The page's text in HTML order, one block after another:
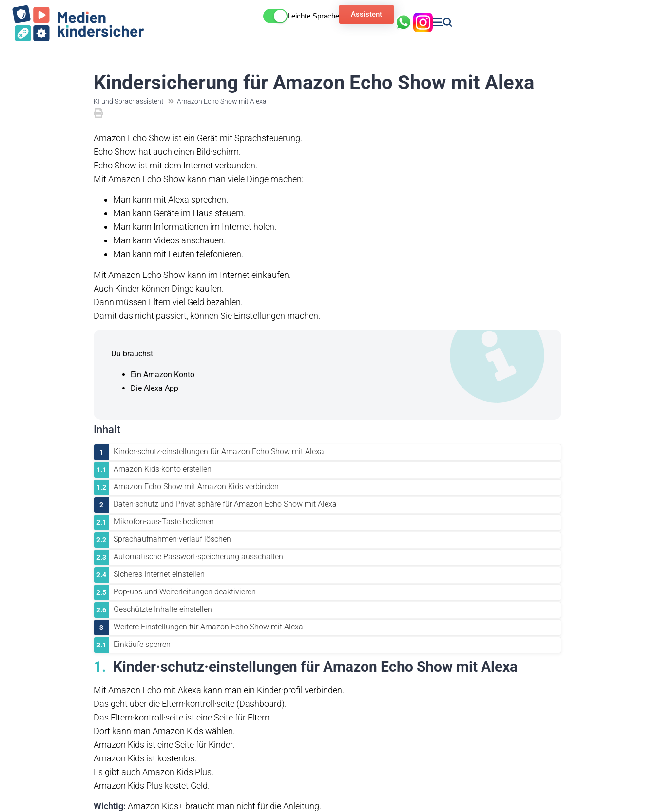
Leichte Sprache Assistent
Kindersicherung für Amazon Echo Show mit Alexa
KI und Sprachassistent Amazon Echo Show mit Alexa
Amazon Echo Show ist ein Gerät mit Sprachsteuerung.
Echo Show hat auch einen Bild·schirm.
Echo Show ist mit dem Internet verbunden.
Mit Amazon Echo Show kann man viele Dinge machen:
Man kann mit Alexa sprechen.
Man kann Geräte im Haus steuern.
Man kann Informationen im Internet holen.
Man kann Videos anschauen.
Man kann mit Leuten telefonieren.
Mit Amazon Echo Show kann im Internet einkaufen.
Auch Kinder können Dinge kaufen.
Dann müssen Eltern viel Geld bezahlen.
Damit das nicht passiert, können Sie Einstellungen machen.
Du brauchst:
Ein Amazon Konto
Die Alexa App
Inhalt
1 Kinder·schutz·einstellungen für Amazon Echo Show mit Alexa
1.1 Amazon Kids·konto erstellen
1.2 Amazon Echo Show mit Amazon Kids verbinden
2 Daten·schutz und Privat·sphäre für Amazon Echo Show mit Alexa
2.1 Mikrofon-aus-Taste bedienen
2.2 Sprachaufnahmen·verlauf löschen
2.3 Automatische Passwort·speicherung ausschalten
2.4 Sicheres Internet einstellen
2.5 Pop-ups und Weiterleitungen deaktivieren
2.6 Geschützte Inhalte einstellen
3 Weitere Einstellungen für Amazon Echo Show mit Alexa
3.1 Einkäufe sperren
1 Kinder·schutz·einstellungen für Amazon Echo Show mit Alexa
Mit Amazon Echo mit Akexa kann man ein Kinder·profil verbinden.
Das geht über die Eltern·kontroll·seite (Dashboard).
Das Eltern·kontroll·seite ist eine Seite für Eltern.
Dort kann man Amazon Kids wählen.
Amazon Kids ist eine Seite für Kinder.
Amazon Kids ist kostenlos.
Es gibt auch Amazon Kids Plus.
Amazon Kids Plus kostet Geld.
Wichtig: Amazon Kids+ braucht man nicht für die Anleitung.